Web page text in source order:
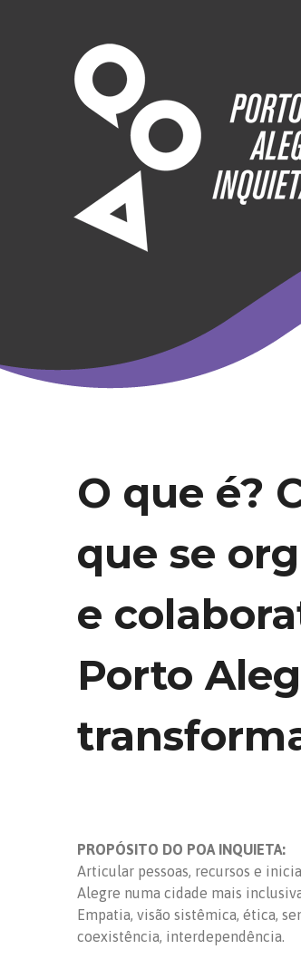
O que é?
que se
e
Porto
PROPÓSITO DO POA INQUIETA:
Articular pessoas, recursos e
Alegre numa cidade mais
Empatia, visão sistêmica, ética,
coexistência, interdependência.